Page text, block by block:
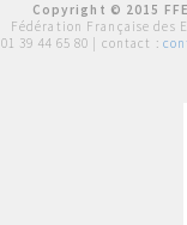
Copyright © 2015
Fédération Française des
01 39 44 65 80 | contact :